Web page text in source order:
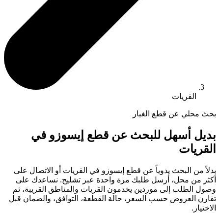
القريات
بحث محلي عن قطع الغيار
بديل أسهل للبحث عن قطع إيسوزو في
القريات
بدلاً من البحث يدوياً عن قطع إيسوزو في القريات أو الاتصال على
أكثر من محل، أرسل طلبك مرة واحدة عبر تشليح. نساعدك على
وصول الطلب إلى موردين يخدمون القريات والمناطق القريبة، ثم
تقارن العروض حسب السعر، حالة القطعة، التوافق، والضمان قبل
الاختيار.